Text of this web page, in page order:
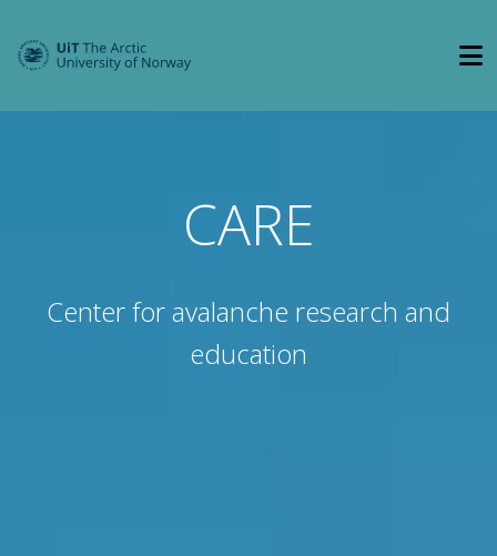
CARE
Center for avalanche research and
education